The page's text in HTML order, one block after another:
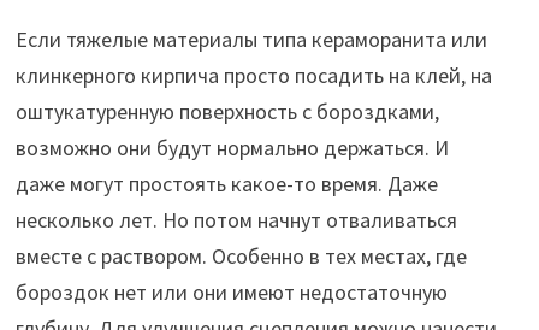
Если тяжелые материалы типа кераморанита или
клинкерного кирпича просто посадить на клей, на
оштукатуренную поверхность с бороздками,
возможно они будут нормально держаться. И
даже могут простоять какое-то время. Даже
несколько лет. Но потом начнут отваливаться
вместе с раствором. Особенно в тех местах, где
бороздок нет или они имеют недостаточную